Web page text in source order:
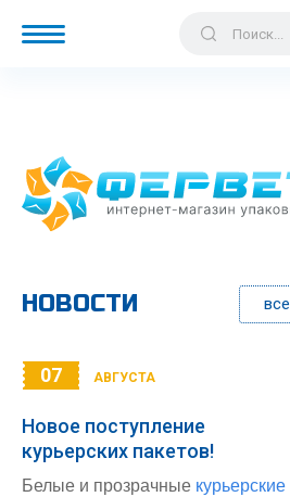
НОВОСТИ все
07 АВГУСТА
Новое поступление
курьерских пакетов!
Белые и прозрачные курьерские